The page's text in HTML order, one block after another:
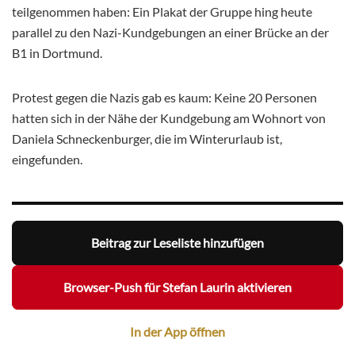
teilgenommen haben: Ein Plakat der Gruppe hing heute
parallel zu den Nazi-Kundgebungen an einer Brücke an der
B1 in Dortmund.
Protest gegen die Nazis gab es kaum: Keine 20 Personen
hatten sich in der Nähe der Kundgebung am Wohnort von
Daniela Schneckenburger, die im Winterurlaub ist,
eingefunden.
Beitrag zur Leseliste hinzufügen
Browser-Push für Stefan Laurin aktivieren
In der App öffnen